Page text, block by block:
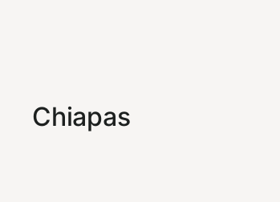
Chiapas